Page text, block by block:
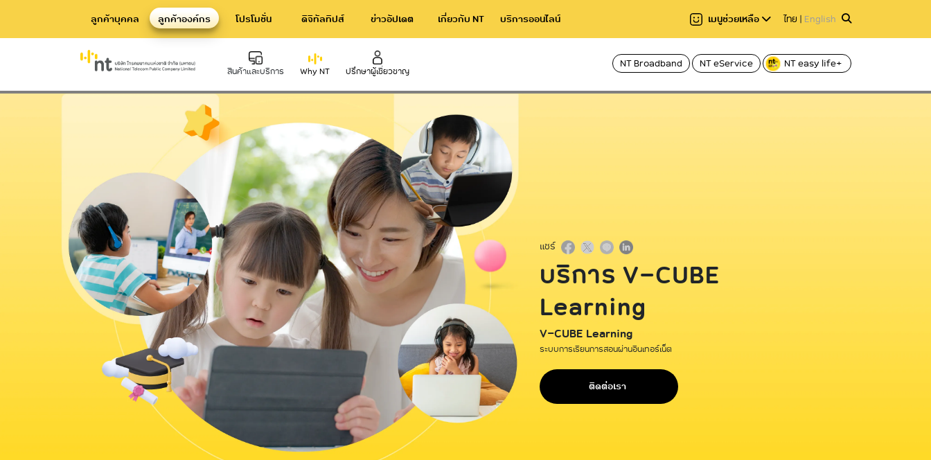
ลูกค้าบุคคล ลูกค้าองค์กร โปรโมชั่น ดิจิทัลทิปส์ ข่าวอัปเดต เกี่ยวกับ NT บริการออนไลน์ เมนูช่วยเหลือ ไทย | English
สินค้าและบริการ Why NT ปรึกษาผู้เชี่ยวชาญ
NT Broadband NT eService NT easy life+
Hard Infrastructure
บริการท่อร้อยสาย Communication
บริการเสาโทรคมนาคม
Telecommunication Tower
บริการ NT IIG
Datacom International Service
Broadband
NT Broadband บริการอินเทอร์เน็ตไฟเบอร์
ความเร็วสูง
NetPlay บริการกล่องทีวีออนไลน์
แชร์
บริการ V-CUBE
Learning
V-CUBE Learning
ระบบการเรียนการสอนผ่านอินเทอร์เน็ต
ติดต่อเรา
บริการ V-CUBE Learning ใช้เวลาอ่าน 2 นาที อ่านให้ฟัง แชร์